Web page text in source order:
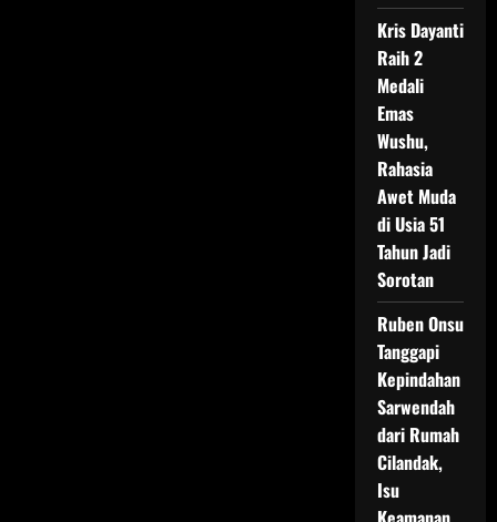
Kris Dayanti
Raih 2
Medali
Emas
Wushu,
Rahasia
Awet Muda
di Usia 51
Tahun Jadi
Sorotan
Ruben Onsu
Tanggapi
Kepindahan
Sarwendah
dari Rumah
Cilandak,
Isu